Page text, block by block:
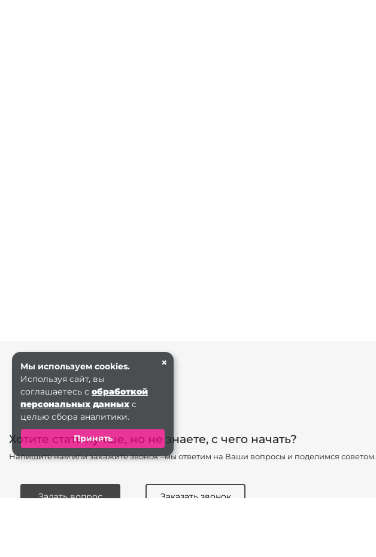
Хотите стать лучше, но не знаете, с чего начать?
Напишите нам или закажите звонок –мы ответим на Ваши вопросы и поделимся советом.
Задать вопрос Заказать звонок
×
Мы используем cookies.
Используя сайт, вы
соглашаетесь с обработкой
персональных данных с
целью сбора аналитики.
Принять